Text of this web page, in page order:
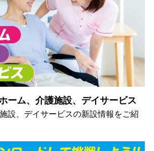
ーム、介護施設、デイサービス
設、デイサービスの新設情報をご紹